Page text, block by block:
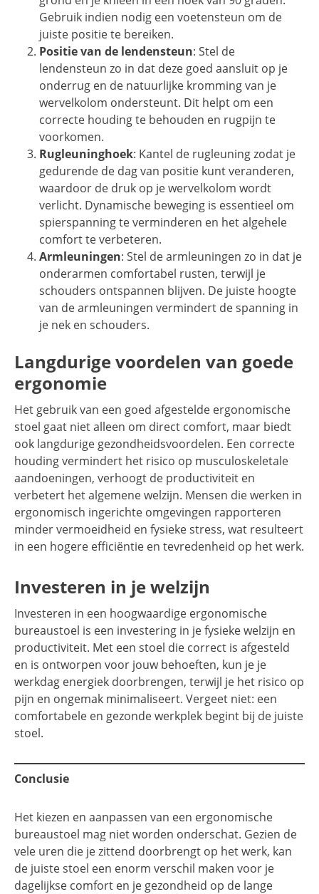
Gebruik indien nodig een voetensteun om de
juiste positie te bereiken.
Positie van de lendensteun: Stel de
lendensteun zo in dat deze goed aansluit op je
onderrug en de natuurlijke kromming van je
wervelkolom ondersteunt. Dit helpt om een
correcte houding te behouden en rugpijn te
voorkomen.
Rugleuninghoek: Kantel de rugleuning zodat je
gedurende de dag van positie kunt veranderen,
waardoor de druk op je wervelkolom wordt
verlicht. Dynamische beweging is essentieel om
spierspanning te verminderen en het algehele
comfort te verbeteren.
Armleuningen: Stel de armleuningen zo in dat je
onderarmen comfortabel rusten, terwijl je
schouders ontspannen blijven. De juiste hoogte
van de armleuningen vermindert de spanning in
je nek en schouders.
Langdurige voordelen van goede
ergonomie
Het gebruik van een goed afgestelde ergonomische
stoel gaat niet alleen om direct comfort, maar biedt
ook langdurige gezondheidsvoordelen. Een correcte
houding vermindert het risico op musculoskeletale
aandoeningen, verhoogt de productiviteit en
verbetert het algemene welzijn. Mensen die werken in
ergonomisch ingerichte omgevingen rapporteren
minder vermoeidheid en fysieke stress, wat resulteert
in een hogere efficiëntie en tevredenheid op het werk.
Investeren in je welzijn
Investeren in een hoogwaardige ergonomische
bureaustoel is een investering in je fysieke welzijn en
productiviteit. Met een stoel die correct is afgesteld
en is ontworpen voor jouw behoeften, kun je je
werkdag energiek doorbrengen, terwijl je het risico op
pijn en ongemak minimaliseert. Vergeet niet: een
comfortabele en gezonde werkplek begint bij de juiste
stoel.
Conclusie
Het kiezen en aanpassen van een ergonomische
bureaustoel mag niet worden onderschat. Gezien de
vele uren die je zittend doorbrengt op het werk, kan
de juiste stoel een enorm verschil maken voor je
dagelijkse comfort en je gezondheid op de lange